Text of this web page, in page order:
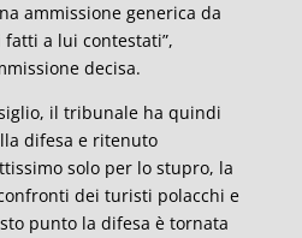
ammissione generica da
a lui contestati”,
decisa.
il tribunale ha quindi
difesa e ritenuto
solo per lo stupro, la
dei turisti polacchi e
punto la difesa è tornata